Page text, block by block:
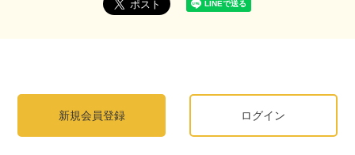
新規会員登録 ログイン